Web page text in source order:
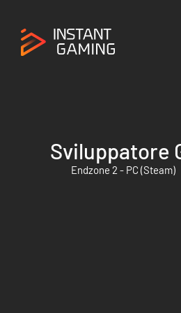
Sviluppatore
Endzone 2 - PC (Steam)